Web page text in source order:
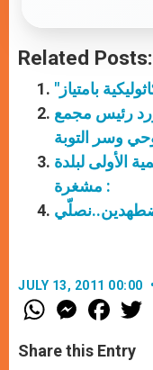
Related Posts:
رئيس مجمع
وسر التوبة
الأولى لبلدة
مشغرة :
JULY 13, 2011 00:00
W
h
t
s
M
e
s
e
F
a
e
b
Share this Entry